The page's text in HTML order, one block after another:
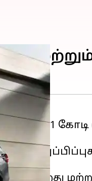
விலை
SUV-யை₹1